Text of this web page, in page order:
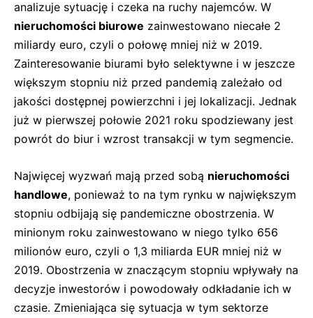
analizuje sytuację i czeka na ruchy najemców. W
nieruchomości biurowe zainwestowano niecałe 2
miliardy euro, czyli o połowę mniej niż w 2019.
Zainteresowanie biurami było selektywne i w jeszcze
większym stopniu niż przed pandemią zależało od
jakości dostępnej powierzchni i jej lokalizacji. Jednak
już w pierwszej połowie 2021 roku spodziewany jest
powrót do biur i wzrost transakcji w tym segmencie.
Najwięcej wyzwań mają przed sobą nieruchomości
handlowe, ponieważ to na tym rynku w największym
stopniu odbijają się pandemiczne obostrzenia. W
minionym roku zainwestowano w niego tylko 656
milionów euro, czyli o 1,3 miliarda EUR mniej niż w
2019. Obostrzenia w znaczącym stopniu wpływały na
decyzje inwestorów i powodowały odkładanie ich w
czasie. Zmieniająca się sytuacja w tym sektorze